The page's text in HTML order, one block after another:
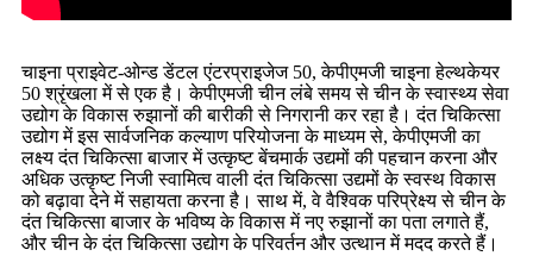
चाइना प्राइवेट-ओन्ड डेंटल एंटरप्राइजेज 50, केपीएमजी चाइना हेल्थकेयर
50 श्रृंखला में से एक है। केपीएमजी चीन लंबे समय से चीन के स्वास्थ्य सेवा
उद्योग के विकास रुझानों की बारीकी से निगरानी कर रहा है। दंत चिकित्सा
उद्योग में इस सार्वजनिक कल्याण परियोजना के माध्यम से, केपीएमजी का
लक्ष्य दंत चिकित्सा बाजार में उत्कृष्ट बेंचमार्क उद्यमों की पहचान करना और
अधिक उत्कृष्ट निजी स्वामित्व वाली दंत चिकित्सा उद्यमों के स्वस्थ विकास
को बढ़ावा देने में सहायता करना है। साथ में, वे वैश्विक परिप्रेक्ष्य से चीन के
दंत चिकित्सा बाजार के भविष्य के विकास में नए रुझानों का पता लगाते हैं,
और चीन के दंत चिकित्सा उद्योग के परिवर्तन और उत्थान में मदद करते हैं।